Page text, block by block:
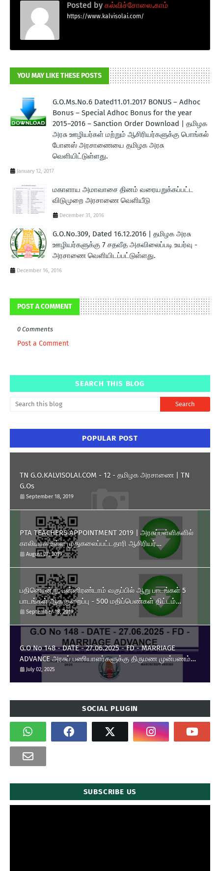
Posted by கல்விச்சோலை.காம்
https://www.kalvisolai.com/
YOU MAY LIKE THESE POSTS
G.O.Ms.No.6 Dated11.01.2017 BONUS – Adhoc
Bonus – Special Adhoc Bonus for the year
2015–2016 – Sanction Order Download | தமிழக
அரசு ஊழியர்கள் மற்றும் ஆசிரியர்களுக்கு பொங்கல்
போனஸ் அரசாணையை தமிழக அரசு
வெளியிட்டுள்ளது.
January 12, 2017
மகாளாய அமாவாசை தினம் வரையறுக்கப்பட்ட
விடுமுறை அரசாணை வெளியீடு
December 31, 2016
G.O.No.309, Dated 16.12.2016 | தமிழக அரசு
ஊழியர்களுக்கு 7 சதவீத அகவிலைப்படி உயர்வு -
அரசாணை வெளியிடப்பட்டுள்ளது.
December 16, 2016
POST A COMMENT
0 Comments
Post a Comment
SEARCH THIS BLOG
POPULAR POST
TN G.O.KALVISOLAI.COM - 12 - தமிழக அரசாணை | TN
G.Os
September 18, 2019
PTA TEACHERS APPOINTMENT 2019 | அரசுப்பள்ளிகளில்
காலியாக உள்ள முதுகலைப்பட்டதாரி ஆசிரியர்
பணியிடங்களை ரூபாய் 10,000 தொகுப்பூதியத்தில் நிரப்பிக்
கொள்ள பள்ளிக்கல்வித்துறை அனுமதி அளித்து அரசாணை
வெளியிட்டுள்ளது.
August 27, 2019
பதினொன்று, பன்னிரண்டாம் வகுப்பில் ஆறு பாடங்கள் 5
பாடங்கள் ஆக குறைப்பு - 500 மதிப்பெண்கள் திட்டம்
அறிமுகம் - தமிழக அரசு அரசாணை வெளியீடு.
September 18, 2019
G.O No 148 - DATE - 27.06.2025 - FD - MARRIAGE
ADVANCE அரசுப் பணியாளர்களுக்கு திருமண முன்பணம்
உயர்வு.
July 02, 2025
SOCIAL PLUGIN
SUBSCRIBE US